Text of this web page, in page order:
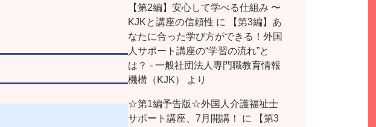
【第2編】安心して学べる仕組み 〜
KJKと講座の信頼性 に
【第3編】あ
なたに合った学び方ができる！外国
人サポート講座の“学習の流れ”と
は？ - 一般社団法人専門職教育情報
機構（KJK）
より
☆第1編予告版☆外国人介護福祉士
サポート講座、7月開講！
に
【第3